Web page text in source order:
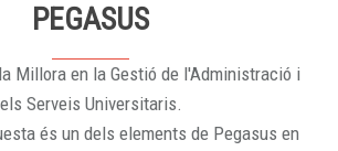
PEGASUS
Millora en la Gestió de l'Administració i
els Serveis Universitaris.
és un dels elements de Pegasus en